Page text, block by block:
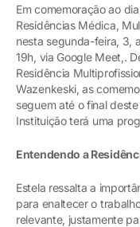
Em comemoração ao
Residências Médica,
nesta segunda-feira, 3,
19h, via Google Meet,.
Residência
Wazenkeski, as
seguem até o final
Instituição terá uma
Entendendo a
Estela ressalta a
para enaltecer o
relevante, justamente